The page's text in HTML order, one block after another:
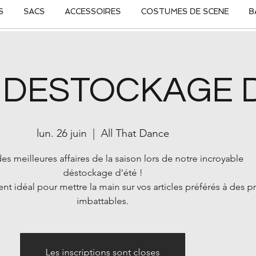
SACS ACCESSOIRES COSTUMES DE SCENE
lun. 26 juin All That Dance
meilleures affaires de la saison lors de notre incroyable
déstockage d'été !
idéal pour mettre la main sur vos articles préférés à des
imbattables.
Les inscriptions sont closes